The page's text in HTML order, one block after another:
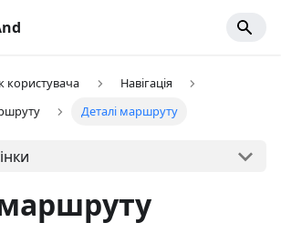
користувача
Навігація
Деталі маршруту